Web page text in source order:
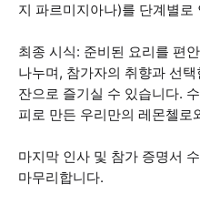
지 파르미지아나)를 단계별로
최종 시식: 준비된 요리를 편
나누며, 참가자의 취향과 선
잔으로 즐기실 수 있습니다.
피로 만든 우리만의 레몬첼로
마지막 인사 및 참가 증명서
마무리합니다.